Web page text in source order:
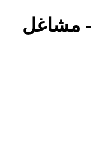
ابزار و یراق Archives - مشاغل